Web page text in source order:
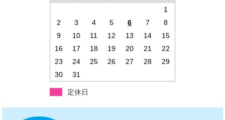
1
2
3 4 5 6 7
8
9
10 11 12 13 14
15
16
17 18 19 20 21
22
23
24 25 26 27 28
29
30
31
定休日